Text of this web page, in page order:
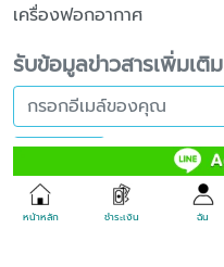
หน้าหลัก ชำระเงิน ฉัน
เครื่องฟอกอากาศ
รับข้อมูลข่าวสารเพิ่มเติม